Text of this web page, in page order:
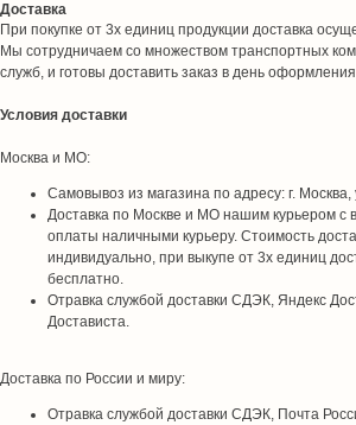
Доставка
При покупке от 3х единиц продукции доставка
Мы сотрудничаем со множеством транспортных
служб, и готовы доставить заказ в день
Условия доставки
Москва и МО:
Самовывоз из магазина по адресу: г.
Доставка по Москве и МО нашим курьером с
оплаты наличными курьеру. Стоимость
индивидуально, при выкупе от 3х единиц
бесплатно.
Отравка службой доставки СДЭК, Яндекс
Достависта.
Доставка по России и миру:
Отравка службой доставки СДЭК, Почта